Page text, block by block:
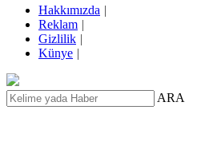
Hakkımızda |
Reklam |
Gizlilik |
Künye |
ARA